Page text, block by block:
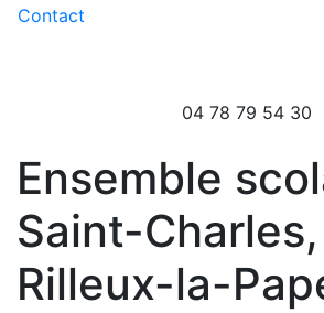
Contact
04 78 79 54 30
Ensemble
Saint-Charles,
Rilleux-la-